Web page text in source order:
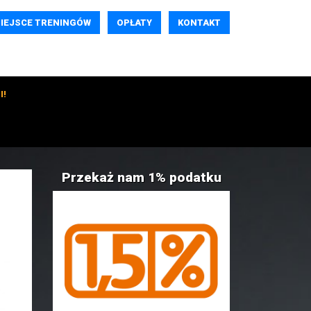
TRENINGÓW OPŁATY KONTAKT
Przekaż nam 1% podatku